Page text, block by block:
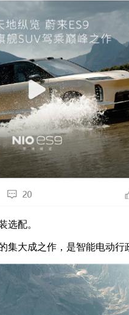
选配。
大成之作，是智能电动行